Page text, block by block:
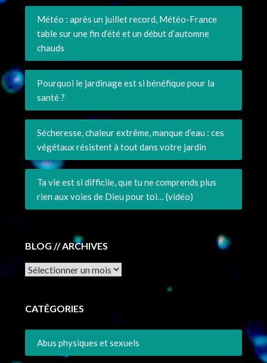
Météo : après un juillet record, Météo-France
table sur une fin d’été et un début d’automne
chauds
Pourquoi le jardinage est si bénéfique pour la
santé ?
Sécheresse, chaleur extrême, manque d’eau : ces
végétaux résistent à tout dans votre jardin
Ta vie est si difficile, que tu ne comprends plus
rien aux voies de Dieu pour toi… (vidéo)
BLOG // ARCHIVES
Archives
CATÉGORIES
Abus physiques et sexuels